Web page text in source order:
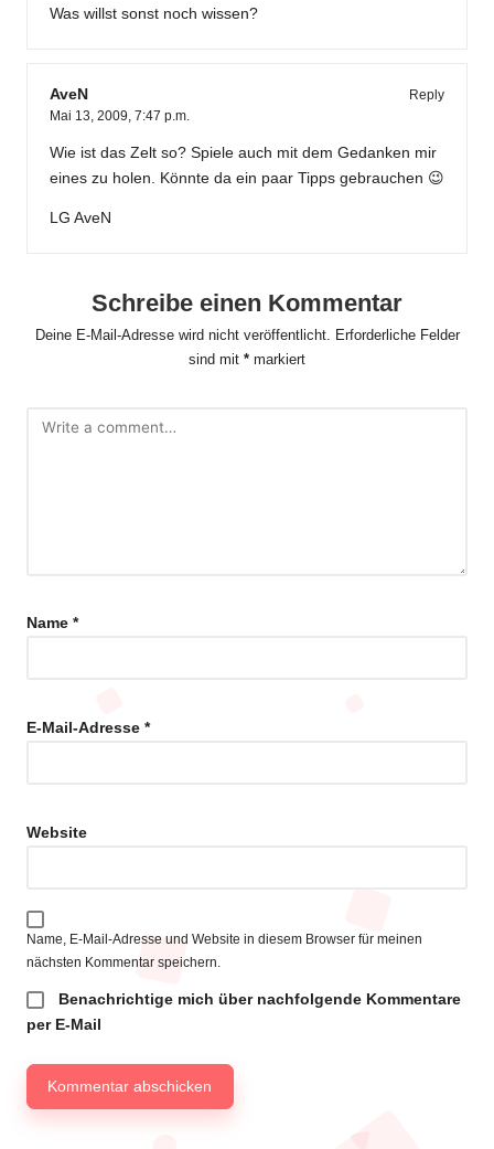
Was willst sonst noch wissen?
AveN
Reply
Mai 13, 2009, 7:47 p.m.
Wie ist das Zelt so? Spiele auch mit dem Gedanken mir
eines zu holen. Könnte da ein paar Tipps gebrauchen 😉
LG AveN
Schreibe einen Kommentar
Deine E-Mail-Adresse wird nicht veröffentlicht. Erforderliche Felder
sind mit * markiert
Name *
E-Mail-Adresse *
Website
Name, E-Mail-Adresse und Website in diesem Browser für meinen
nächsten Kommentar speichern.
Benachrichtige mich über nachfolgende Kommentare
per E-Mail